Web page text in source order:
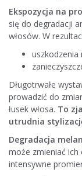
Ekspozycja na
się do degradacji
włosów. W
uszkodzenia
Długotrwałe
prowadzić do
łusek włosa. To
utrudnia
Degradacja
może zmieniać ich
intensywne